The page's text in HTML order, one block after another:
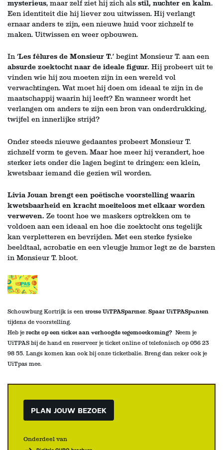
mysterieus, maar zelf ziet hij zich als stil, nuchter en kalm.
Een identiteit die hij liever zou uitwissen. Hij verlangt
ernaar anders te zijn, een nieuwe huid voor zichzelf te
maken. Uitwissen en weer opbouwen.
In ‘Les fêlures de Monsieur T.’ begint Monsieur T. aan een
absurde zoektocht naar de ideale figuur. Hij probeert uit te
vinden wie hij zou moeten zijn in een wereld vol
verwachtingen. Wat moet hij doen om ideaal te zijn in de
maatschappij waarin hij leeft? En wanneer wordt het
verlangen om anders te zijn een bron van onderdrukking,
twijfel en innerlijke strijd?
Onder steeds nieuwe gedaantes probeert Monsieur T.
zichzelf vorm te geven. Maar hoe meer hij verandert, hoe
sterker iets onder die lagen begint te dringen: een klein,
kwetsbaar iemand die gezien wil worden.
Livia Jouan brengt een poëtische voorstelling waarin
kwetsbaarheid en kracht moeiteloos met elkaar worden
verweven. Ze toont hoe we maskers optrekken om te
voldoen aan een ideaal en hoe die zoektocht ons tegelijk
kan verpletteren en bevrijden. Met een sterke fysieke
beeldtaal, acrobatie en een vleugje humor legt ze de barsten
in Monsieur T. bloot.
Schouwburg Kortrijk is een trotse UiTPASpartner. Spaar UiTPASpunten
tijdens de voorstelling.
Heb je recht op een ticket aan verhoogde tegemoetkoming? Neem je
UiTPAS bij de hand en reserveer je ticket online of telefonisch op 056 23
98 55. Langs komen kan ook bij onze ticketbalie. Breng dan zeker ook je
UiTpas mee.
PLAN JOUW BEZOEK
Onderdeel van